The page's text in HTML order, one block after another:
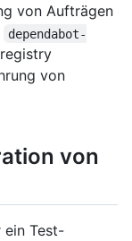
von Aufträgen
dependabot-
von
von
ein Test-